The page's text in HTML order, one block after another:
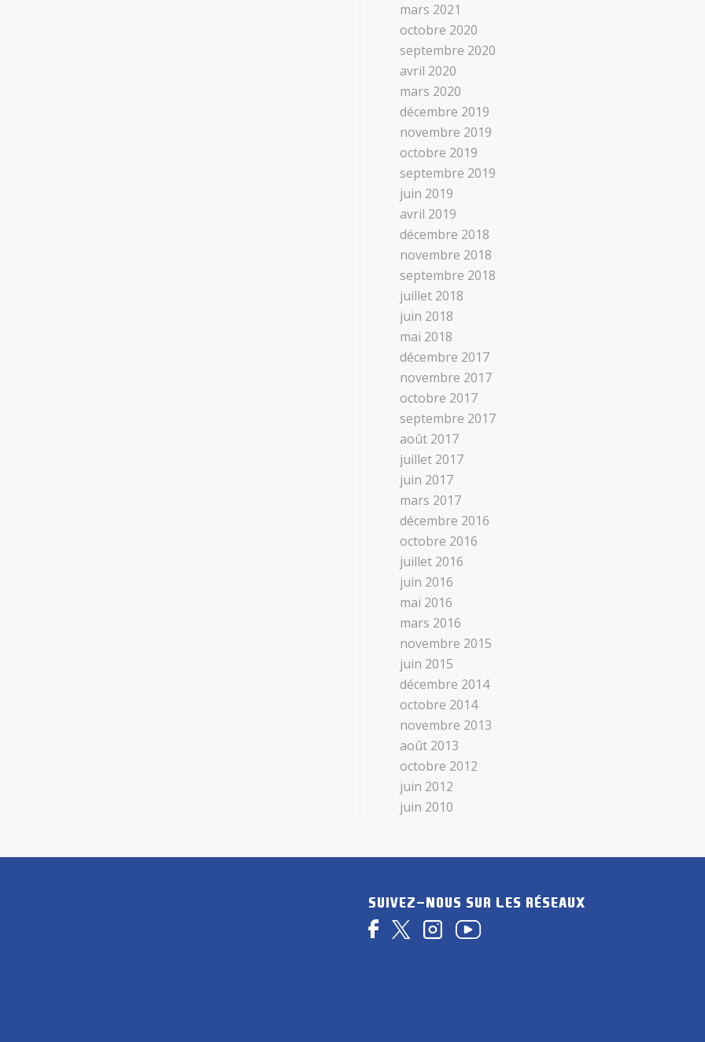
mars 2021
octobre 2020
septembre 2020
avril 2020
mars 2020
décembre 2019
novembre 2019
octobre 2019
septembre 2019
juin 2019
avril 2019
décembre 2018
novembre 2018
septembre 2018
juillet 2018
juin 2018
mai 2018
décembre 2017
novembre 2017
octobre 2017
septembre 2017
août 2017
juillet 2017
juin 2017
mars 2017
décembre 2016
octobre 2016
juillet 2016
juin 2016
mai 2016
mars 2016
novembre 2015
juin 2015
décembre 2014
octobre 2014
novembre 2013
août 2013
octobre 2012
juin 2012
juin 2010
SUIVEZ-NOUS SUR LES RÉSEAUX